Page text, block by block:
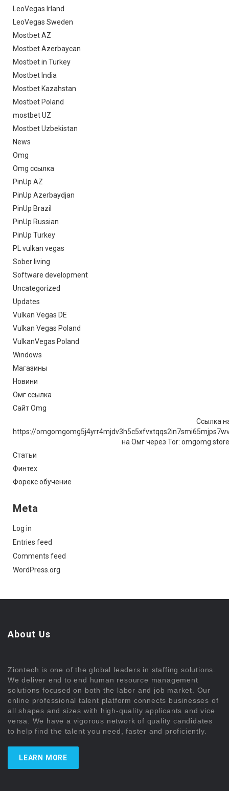
LeoVegas Irland
LeoVegas Sweden
Mostbet AZ
Mostbet Azerbaycan
Mostbet in Turkey
Mostbet India
Mostbet Kazahstan
Mostbet Poland
mostbet UZ
Mostbet Uzbekistan
News
Omg
Omg ссылка
PinUp AZ
PinUp Azerbaydjan
PinUp Brazil
PinUp Russian
PinUp Turkey
PL vulkan vegas
Sober living
Software development
Uncategorized
Updates
Vulkan Vegas DE
Vulkan Vegas Poland
VulkanVegas Poland
Windows
Магазины
Новини
Омг ссылка
Сайт Omg
Ссылка
https://
на Омг через Tor:
Статьи
Финтех
Форекс обучение
Meta
Log in
Entries feed
Comments feed
WordPress.org
About Us
Ziontech is one of the global leaders in staffing solutions.
We deliver end to end human resource management
solutions focused on both the labor and job market. Our
online professional talent platform connects businesses of
all shapes and sizes with high-quality applicants and vice
versa. We have a vigorous network of quality candidates
to help find the talent you need, faster and proficiently.
LEARN MORE